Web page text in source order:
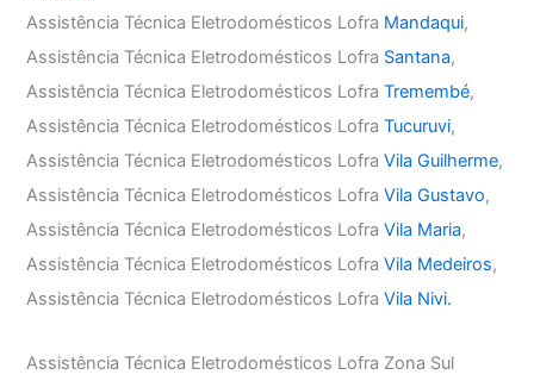
Assistência Técnica Eletrodomésticos Lofra Mandaqui,
Assistência Técnica Eletrodomésticos Lofra Santana,
Assistência Técnica Eletrodomésticos LofraTremembé,
Assistência Técnica Eletrodomésticos LofraTucuruvi,
Assistência Técnica Eletrodomésticos LofraVila Guilherme,
Assistência Técnica Eletrodomésticos LofraVila Gustavo,
Assistência Técnica Eletrodomésticos LofraVila Maria,
Assistência Técnica Eletrodomésticos LofraVila Medeiros,
Assistência Técnica Eletrodomésticos LofraVila Nivi.
Assistência Técnica Eletrodomésticos Lofra Zona Sul